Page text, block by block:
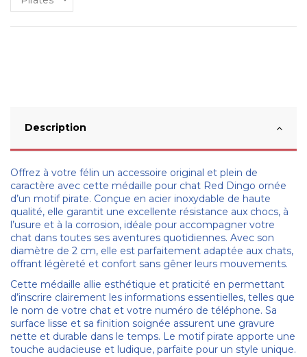
Description
Offrez à votre félin un accessoire original et plein de
caractère avec cette médaille pour chat Red Dingo ornée
d’un motif pirate. Conçue en acier inoxydable de haute
qualité, elle garantit une excellente résistance aux chocs, à
l’usure et à la corrosion, idéale pour accompagner votre
chat dans toutes ses aventures quotidiennes. Avec son
diamètre de 2 cm, elle est parfaitement adaptée aux chats,
offrant légèreté et confort sans gêner leurs mouvements.
Cette médaille allie esthétique et praticité en permettant
d’inscrire clairement les informations essentielles, telles que
le nom de votre chat et votre numéro de téléphone. Sa
surface lisse et sa finition soignée assurent une gravure
nette et durable dans le temps. Le motif pirate apporte une
touche audacieuse et ludique, parfaite pour un style unique.